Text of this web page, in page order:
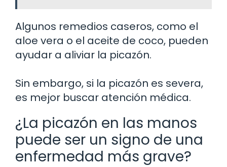
Algunos remedios caseros, como el
aloe vera o el aceite de coco, pueden
ayudar a aliviar la picazón.
Sin embargo, si la picazón es severa,
es mejor buscar atención médica.
¿La picazón en las manos
puede ser un signo de una
enfermedad más grave?